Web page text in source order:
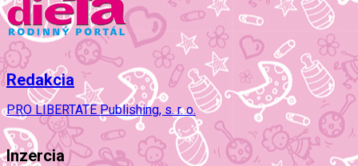
Redakcia
PRO LIBERTATE Publishing, s. r. o.
Inzercia